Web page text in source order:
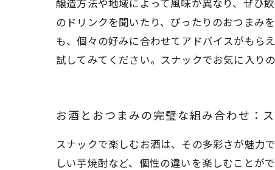
醸造方法や地域によって風味が異なり、ぜひ
のドリンクを聞いたり、ぴったりのおつまみ
も、個々の好みに合わせてアドバイスがもら
試してみてください。スナックでお気に入り
お酒とおつまみの完璧な組み合わせ：
スナックで楽しむお酒は、その多彩さが魅力
しい芋焼酎など、個性の違いを楽しむことが